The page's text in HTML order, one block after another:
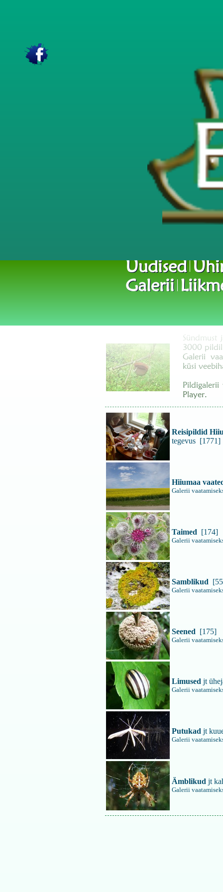
Sündmust
3000
Galerii
küsi
Player.
Reisipildid
tegevus [1771]
Hiiumaa
Galerii
Taimed [174]
Galerii
Samblikud
Galerii
Seened [175]
Galerii
Limused jt
Galerii
Putukad jt
Galerii
Ämblikud jt
Galerii
Uudised
Galerii